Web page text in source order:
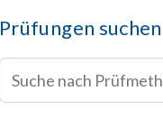
Prüfungen suchen